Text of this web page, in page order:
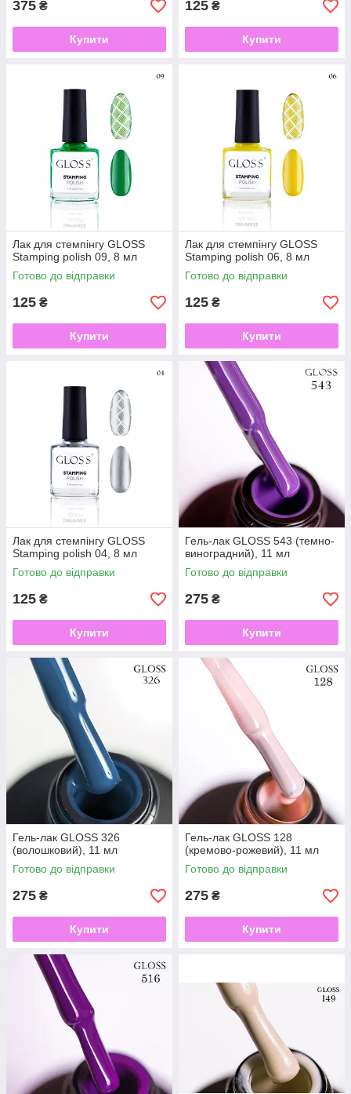
375 ₴
Купити
125 ₴
Купити
Лак для стемпінгу GLOSS
Stamping polish 09, 8 мл
Готово до відправки
125 ₴
Купити
Лак для стемпінгу GLOSS
Stamping polish 06, 8 мл
Готово до відправки
125 ₴
Купити
Лак для стемпінгу GLOSS
Stamping polish 04, 8 мл
Готово до відправки
125 ₴
Купити
Гель-лак GLOSS 543 (темно-
виноградний), 11 мл
Готово до відправки
275 ₴
Купити
Гель-лак GLOSS 326
(волошковий), 11 мл
Готово до відправки
275 ₴
Купити
Гель-лак GLOSS 128
(кремово-рожевий), 11 мл
Готово до відправки
275 ₴
Купити